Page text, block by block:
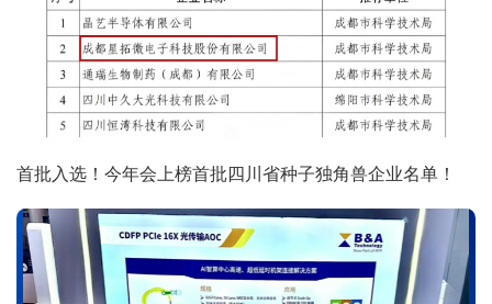
首批入选！今年会上榜首批四川省种子独角兽企业名单！